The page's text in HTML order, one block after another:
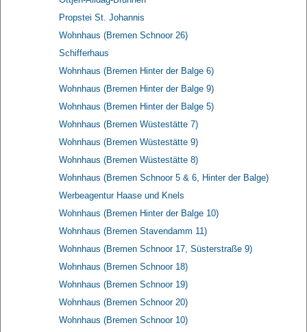
Propstei St. Johannis
Wohnhaus (Bremen Schnoor 26)
Schifferhaus
Wohnhaus (Bremen Hinter der Balge 6)
Wohnhaus (Bremen Hinter der Balge 9)
Wohnhaus (Bremen Hinter der Balge 5)
Wohnhaus (Bremen Wüstestätte 7)
Wohnhaus (Bremen Wüstestätte 9)
Wohnhaus (Bremen Wüstestätte 8)
Wohnhaus (Bremen Schnoor 5 & 6, Hinter der Balge)
Werbeagentur Haase und Knels
Wohnhaus (Bremen Hinter der Balge 10)
Wohnhaus (Bremen Stavendamm 11)
Wohnhaus (Bremen Schnoor 17, Süsterstraße 9)
Wohnhaus (Bremen Schnoor 18)
Wohnhaus (Bremen Schnoor 19)
Wohnhaus (Bremen Schnoor 20)
Wohnhaus (Bremen Schnoor 10)